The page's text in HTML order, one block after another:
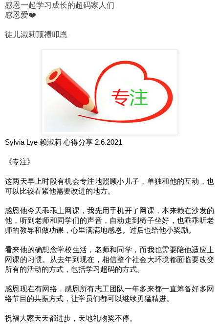
感恩一起学习成长的超码家人们
感恩爱❤️
徒儿淑莉顶禮叩恩
Sylvia Lye 赖淑莉 心得分享 2.6.2021
《专注》
这两天早上时段有机会专注地照顾小儿子，单独和他的互动，也
可以比较看紧他需要改进的地方。
感恩他今天乖乖上网课，我先用手机开了网课，本来赖在沙发的
他，听到老师和同学们的声音，自动走到椅子坐好，也乖乖听老
师的教导和做功课，心里满满地感恩。过后也给他小奖励。
看来他的确想念学校生活，老师和同学，而我也需要陪他适应上
网课的习惯。从去年到现在，相信整个社会大环境都面临要改变
所有的活动的方式，包括学习超码的方式。
感恩现在有网络，感恩所有志工团队一年多来都一直筹备好多网
络节目的共振方式，让学员们都可以继续勇猛精进。
祝福大家天天都进步，天地礼物奖不停。